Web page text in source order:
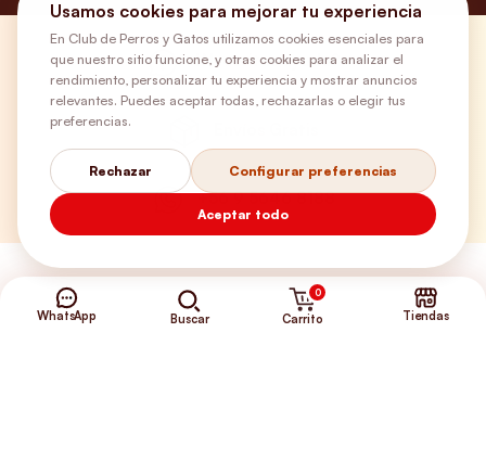
¿Necesitas ayuda?
+56 9 5646 8188
WhatsApp Buscar
0
Carrito Tiendas
Usamos cookies para mejorar tu experiencia
En Club de Perros y Gatos utilizamos cookies esenciales para
que nuestro sitio funcione, y otras cookies para analizar el
rendimiento, personalizar tu experiencia y mostrar anuncios
relevantes. Puedes aceptar todas, rechazarlas o elegir tus
preferencias.
Rechazar Configurar preferencias
Aceptar todo